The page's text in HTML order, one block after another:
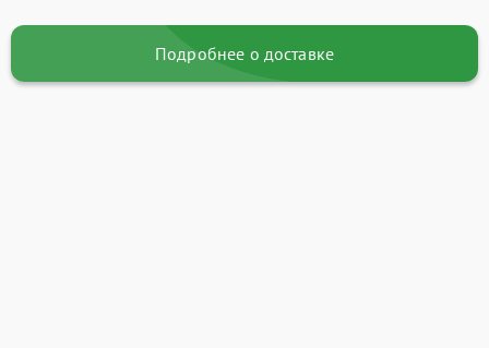
Подробнее о доставке